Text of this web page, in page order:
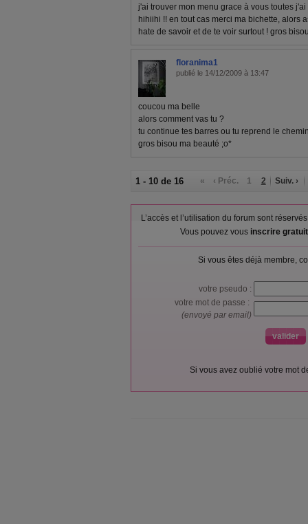
j'ai trouver mon menu grace à vous toutes
hihiihi !! en tout cas merci ma bichette, alors
hate de savoir et de te voir surtout ! gros
floranima1
publié le 14/12/2009 à 13:47
coucou ma belle
alors comment vas tu ?
tu continue tes barres ou tu reprend le
gros bisou ma beauté ;o*
1 - 10 de 16 « ‹ Préc. 1 2 Suiv. ›
L’accès et l’utilisation du forum sont
Vous pouvez vous inscrire
Si vous êtes déjà membre,
votre pseudo :
votre mot de passe :
(envoyé par email)
Si vous avez oublié votre mot